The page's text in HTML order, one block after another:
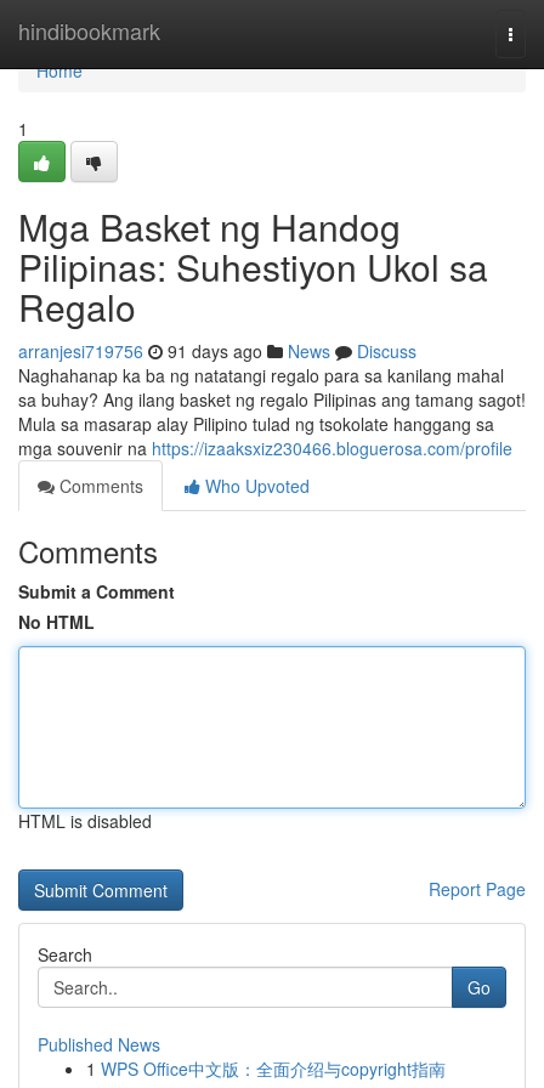
hindibookmark
Home
Home
1
Mga Basket ng Handog
Pilipinas: Suhestiyon Ukol sa
Regalo
arranjesi719756 91 days ago News
Discuss
Naghahanap ka ba ng natatangi regalo para sa kanilang mahal
sa buhay? Ang ilang basket ng regalo Pilipinas ang tamang sagot!
Mula sa masarap alay Pilipino tulad ng tsokolate hanggang sa
mga souvenir na https://izaaksxiz230466.bloguerosa.com/profile
Comments
Who Upvoted
Comments
Submit a Comment
No HTML
HTML is disabled
Report Page
Search
Go
Published News
1 WPS Office中文版：全面介绍与copyright指南